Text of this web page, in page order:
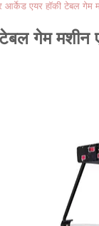
आर्केड एयर हॉकी टेबल गेम
गेम